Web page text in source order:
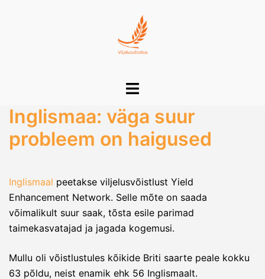
Toggle
Inglismaa: väga suur
probleem on haigused
Inglismaal peetakse viljelusvõistlust Yield
Enhancement Network. Selle mõte on saada
võimalikult suur saak, tõsta esile parimad
taimekasvatajad ja jagada kogemusi.
Mullu oli võistlustules kõikide Briti saarte peale kokku
63 põldu, neist enamik ehk 56 Inglismaalt.